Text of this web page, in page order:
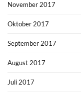
November 2017
Oktober 2017
September 2017
August 2017
Juli 2017